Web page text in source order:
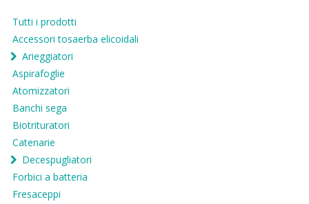
Tutti i prodotti
Accessori tosaerba elicoidali
Arieggiatori
Aspirafoglie
Atomizzatori
Banchi sega
Biotrituratori
Catenarie
Decespugliatori
Forbici a batteria
Fresaceppi